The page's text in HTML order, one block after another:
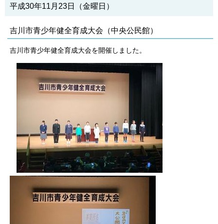
平成30年11月23日（金曜日）
吉川市青少年健全育成大会（中央公民館）
吉川市青少年健全育成大会を開催しました。